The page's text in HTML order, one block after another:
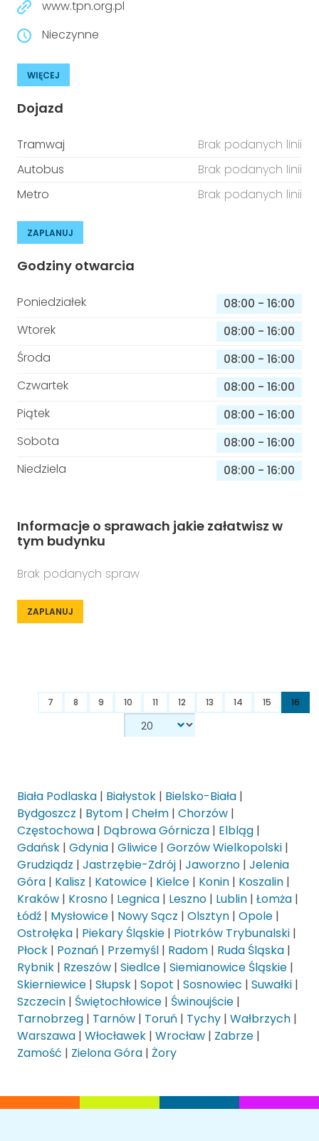
www.tpn.org.pl
Nieczynne
WIĘCEJ
Dojazd
Tramwaj
Brak podanych linii
Autobus
Brak podanych linii
Metro
Brak podanych linii
ZAPLANUJ
Godziny otwarcia
Poniedziałek 08:00 - 16:00
Wtorek
08:00 - 16:00
Środa
08:00 - 16:00
Czwartek
08:00 - 16:00
Piątek
08:00 - 16:00
Sobota
08:00 - 16:00
Niedziela
08:00 - 16:00
Informacje o sprawach jakie załatwisz w
tym budynku
Brak podanych spraw
ZAPLANUJ
7 8 9 10 11 12 13 14 15 16
Biała Podlaska | Białystok | Bielsko-Biała |
Bydgoszcz | Bytom | Chełm | Chorzów |
Częstochowa | Dąbrowa Górnicza | Elbląg |
Gdańsk | Gdynia | Gliwice | Gorzów Wielkopolski |
Grudziądz | Jastrzębie-Zdrój | Jaworzno | Jelenia
Góra | Kalisz | Katowice | Kielce | Konin | Koszalin |
Kraków | Krosno | Legnica | Leszno | Lublin | Łomża |
Łódź | Mysłowice | Nowy Sącz | Olsztyn | Opole |
Ostrołęka | Piekary Śląskie | Piotrków Trybunalski |
Płock | Poznań | Przemyśl | Radom | Ruda Śląska |
Rybnik | Rzeszów | Siedlce | Siemianowice Śląskie |
Skierniewice | Słupsk | Sopot | Sosnowiec | Suwałki |
Szczecin | Świętochłowice | Świnoujście |
Tarnobrzeg | Tarnów | Toruń | Tychy | Wałbrzych |
Warszawa | Włocławek | Wrocław | Zabrze |
Zamość | Zielona Góra | Żory